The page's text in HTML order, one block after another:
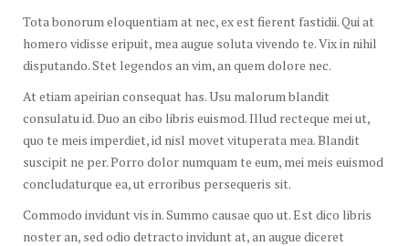
Tota bonorum eloquentiam at nec, ex est fierent fastidii. Qui at
homero vidisse eripuit, mea augue soluta vivendo te. Vix in nihil
disputando. Stet legendos an vim, an quem dolore nec.
At etiam apeirian consequat has. Usu malorum blandit
consulatu id. Duo an cibo libris euismod. Illud recteque mei ut,
quo te meis imperdiet, id nisl movet vituperata mea. Blandit
suscipit ne per. Porro dolor numquam te eum, mei meis euismod
concludaturque ea, ut erroribus persequeris sit.
Commodo invidunt vis in. Summo causae quo ut. Est dico libris
noster an, sed odio detracto invidunt at, an augue diceret